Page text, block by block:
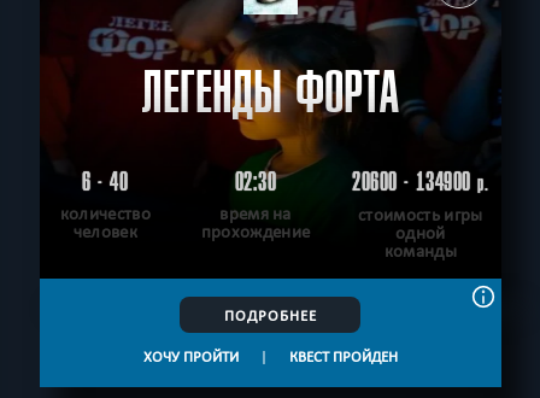
ЛЕГЕНДЫ ФОРТА
6 - 40
количество
человек
02:30
время на
прохождение
20600 - 134900р.
стоимость игры
одной
команды
ПОДРОБНЕЕ
ХОЧУ ПРОЙТИ | КВЕСТ ПРОЙДЕН